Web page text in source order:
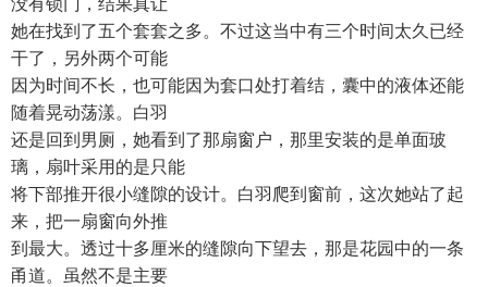
没有锁门，结果真让
她在找到了五个套套之多。不过这当中有三个时间太久已经
干了，另外两个可能
因为时间不长，也可能因为套口处打着结，囊中的液体还能
随着晃动荡漾。白羽
还是回到男厕，她看到了那扇窗户，那里安装的是单面玻
璃，扇叶采用的是只能
将下部推开很小缝隙的设计。白羽爬到窗前，这次她站了起
来，把一扇窗向外推
到最大。透过十多厘米的缝隙向下望去，那是花园中的一条
甬道。虽然不是主要